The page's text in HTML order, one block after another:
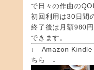
で日々の作曲の
初回利用は30日間
終了後は月額980
できます。
↓ Amazon Kindle
ちら ↓